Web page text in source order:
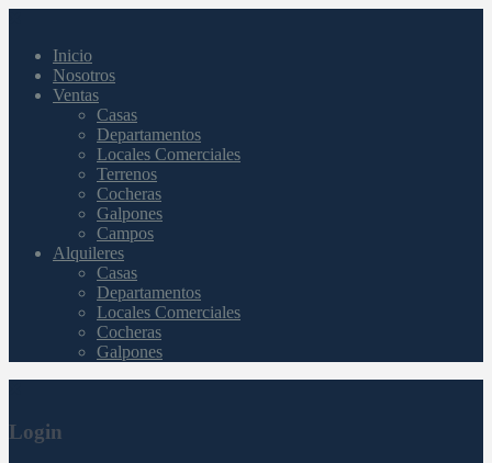
Inicio
Nosotros
Ventas
Casas
Departamentos
Locales Comerciales
Terrenos
Cocheras
Galpones
Campos
Alquileres
Casas
Departamentos
Locales Comerciales
Cocheras
Galpones
Login